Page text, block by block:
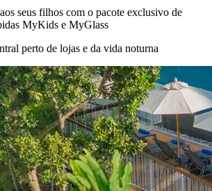
seus filhos com o pacote exclusivo de
MyKids e MyGlass
perto de lojas e da vida noturna